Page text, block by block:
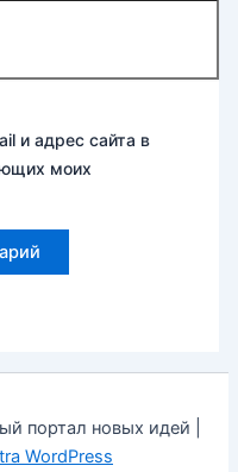
и адрес сайта в
моих
портал новых идей |
WordPress